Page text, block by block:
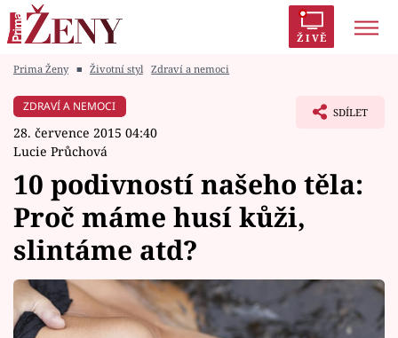
ŽIVĚ
Módní alarm
Zrádci
Témata
Celebrity
Vztahy
Prima Ženy ■ Životní styl Zdraví a nemoci
ZDRAVÍ A NEMOCI
28. července 2015 04:40
Lucie Průchová
SDÍLET
10 podivností našeho těla:
Proč máme husí kůži,
slintáme atd?